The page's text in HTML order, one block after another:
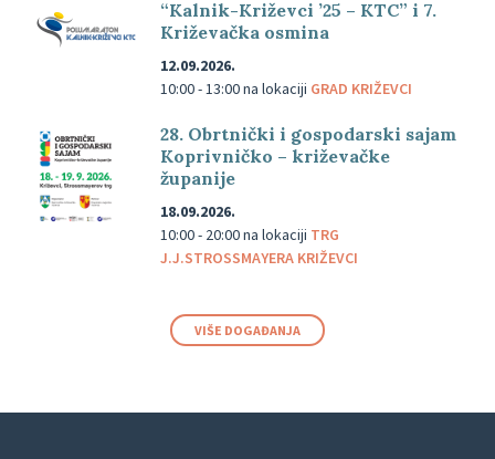
“Kalnik-Križevci ’25 – KTC” i 7.
Križevačka osmina
12.09.2026.
10:00 - 13:00na lokaciji GRAD KRIŽEVCI
28. Obrtnički i gospodarski sajam
Koprivničko – križevačke
županije
18.09.2026.
10:00 - 20:00na lokaciji TRG
J.J.STROSSMAYERA KRIŽEVCI
VIŠE DOGAĐANJA